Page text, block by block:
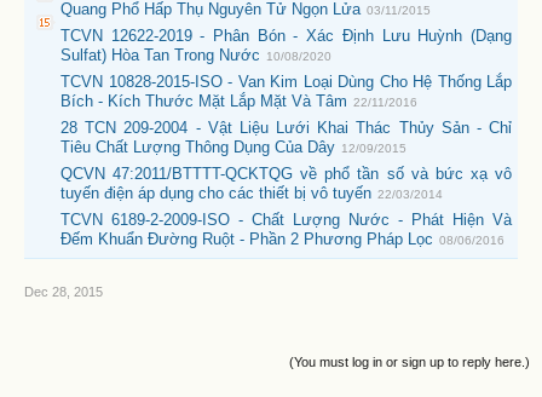
Quang Phổ Hấp Thụ Nguyên Tử Ngọn Lửa 03/11/2015
TCVN 12622-2019 - Phân Bón - Xác Định Lưu Huỳnh (Dạng
Sulfat) Hòa Tan Trong Nước
10/08/2020
TCVN 10828-2015-ISO - Van Kim Loại Dùng Cho Hệ Thống Lắp
Bích - Kích Thước Mặt Lắp Mặt Và Tâm 22/11/2016
28 TCN 209-2004 - Vật Liệu Lưới Khai Thác Thủy Sản - Chỉ
Tiêu Chất Lượng Thông Dụng Của Dây 12/09/2015
QCVN 47:2011/BTTTT-QCKTQG về phổ tần số và bức xạ vô
tuyến điện áp dụng cho các thiết bị vô tuyến 22/03/2014
TCVN 6189-2-2009-ISO - Chất Lượng Nước - Phát Hiện Và
Đếm Khuẩn Đường Ruột - Phần 2 Phương Pháp Lọc 08/06/2016
Dec 28, 2015
(You must log in or sign up to reply here.)